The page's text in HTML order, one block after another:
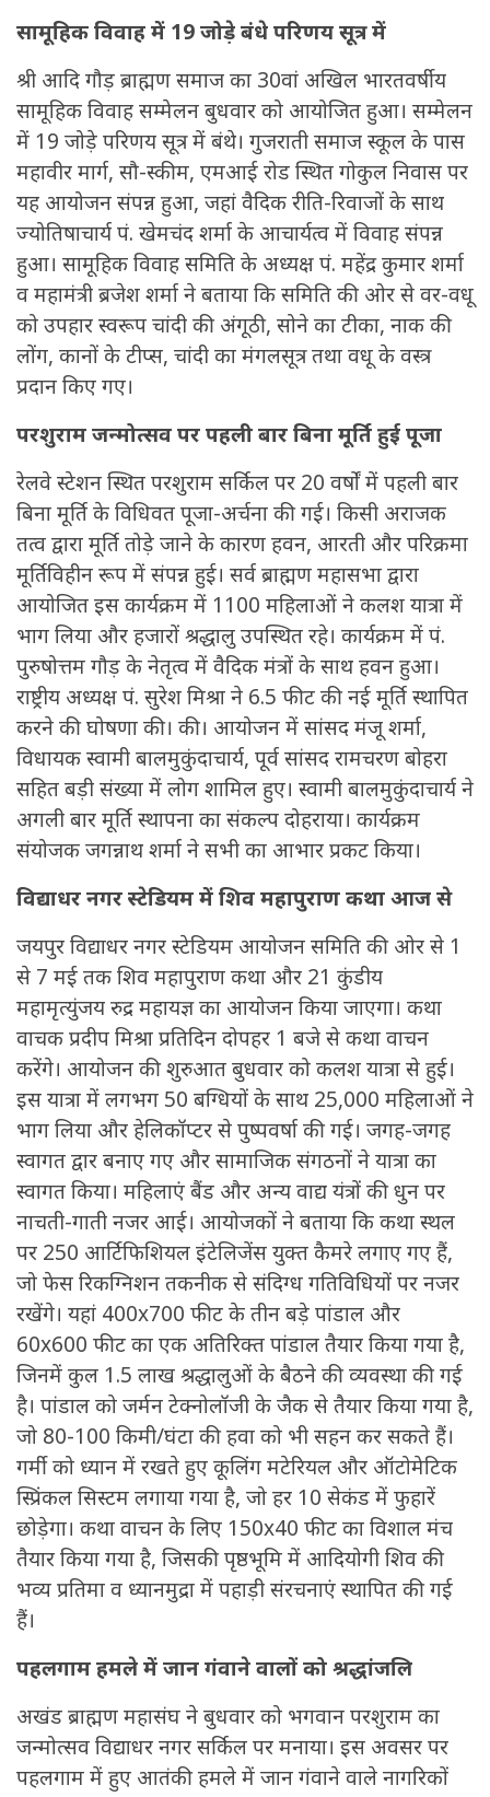
सामूहिक विवाह में 19 जोड़े बंधे परिणय सूत्र में
श्री आदि गौड़ ब्राह्मण समाज का 30वां अखिल भारतवर्षीय
सामूहिक विवाह सम्मेलन बुधवार को आयोजित हुआ। सम्मेलन
में 19 जोड़े परिणय सूत्र में बंथे। गुजराती समाज स्कूल के पास
महावीर मार्ग, सौ-स्कीम, एमआई रोड स्थित गोकुल निवास पर
यह आयोजन संपन्न हुआ, जहां वैदिक रीति-रिवाजों के साथ
ज्योतिषाचार्य पं. खेमचंद शर्मा के आचार्यत्व में विवाह संपन्न
हुआ। सामूहिक विवाह समिति के अध्यक्ष पं. महेंद्र कुमार शर्मा
व महामंत्री ब्रजेश शर्मा ने बताया कि समिति की ओर से वर-वधू
को उपहार स्वरूप चांदी की अंगूठी, सोने का टीका, नाक की
लोंग, कानों के टीप्स, चांदी का मंगलसूत्र तथा वधू के वस्त्र
प्रदान किए गए।
परशुराम जन्मोत्सव पर पहली बार बिना मूर्ति हुई पूजा
रेलवे स्टेशन स्थित परशुराम सर्किल पर 20 वर्षों में पहली बार
बिना मूर्ति के विधिवत पूजा-अर्चना की गई। किसी अराजक
तत्व द्वारा मूर्ति तोड़े जाने के कारण हवन, आरती और परिक्रमा
मूर्तिविहीन रूप में संपन्न हुई। सर्व ब्राह्मण महासभा द्वारा
आयोजित इस कार्यक्रम में 1100 महिलाओं ने कलश यात्रा में
भाग लिया और हजारों श्रद्धालु उपस्थित रहे। कार्यक्रम में पं.
पुरुषोत्तम गौड़ के नेतृत्व में वैदिक मंत्रों के साथ हवन हुआ।
राष्ट्रीय अध्यक्ष पं. सुरेश मिश्रा ने 6.5 फीट की नई मूर्ति स्थापित
करने की घोषणा की। की। आयोजन में सांसद मंजू शर्मा,
विधायक स्वामी बालमुकुंदाचार्य, पूर्व सांसद रामचरण बोहरा
सहित बड़ी संख्या में लोग शामिल हुए। स्वामी बालमुकुंदाचार्य ने
अगली बार मूर्ति स्थापना का संकल्प दोहराया। कार्यक्रम
संयोजक जगन्नाथ शर्मा ने सभी का आभार प्रकट किया।
विद्याधर नगर स्टेडियम में शिव महापुराण कथा आज से
जयपुर विद्याधर नगर स्टेडियम आयोजन समिति की ओर से 1
से 7 मई तक शिव महापुराण कथा और 21 कुंडीय
महामृत्युंजय रुद्र महायज्ञ का आयोजन किया जाएगा। कथा
वाचक प्रदीप मिश्रा प्रतिदिन दोपहर 1 बजे से कथा वाचन
करेंगे। आयोजन की शुरुआत बुधवार को कलश यात्रा से हुई।
इस यात्रा में लगभग 50 बग्धियों के साथ 25,000 महिलाओं ने
भाग लिया और हेलिकॉप्टर से पुष्पवर्षा की गई। जगह-जगह
स्वागत द्वार बनाए गए और सामाजिक संगठनों ने यात्रा का
स्वागत किया। महिलाएं बैंड और अन्य वाद्य यंत्रों की धुन पर
नाचती-गाती नजर आई। आयोजकों ने बताया कि कथा स्थल
पर 250 आर्टिफिशियल इंटेलिजेंस युक्त कैमरे लगाए गए हैं,
जो फेस रिकग्निशन तकनीक से संदिग्ध गतिविधियों पर नजर
रखेंगे। यहां 400x700 फीट के तीन बड़े पांडाल और
60x600 फीट का एक अतिरिक्त पांडाल तैयार किया गया है,
जिनमें कुल 1.5 लाख श्रद्धालुओं के बैठने की व्यवस्था की गई
है। पांडाल को जर्मन टेक्नोलॉजी के जैक से तैयार किया गया है,
जो 80-100 किमी/घंटा की हवा को भी सहन कर सकते हैं।
गर्मी को ध्यान में रखते हुए कूलिंग मटेरियल और ऑटोमेटिक
स्प्रिंकल सिस्टम लगाया गया है, जो हर 10 सेकंड में फुहारें
छोड़ेगा। कथा वाचन के लिए 150x40 फीट का विशाल मंच
तैयार किया गया है, जिसकी पृष्ठभूमि में आदियोगी शिव की
भव्य प्रतिमा व ध्यानमुद्रा में पहाड़ी संरचनाएं स्थापित की गई
हैं।
पहलगाम हमले में जान गंवाने वालों को श्रद्धांजलि
अखंड ब्राह्मण महासंघ ने बुधवार को भगवान परशुराम का
जन्मोत्सव विद्याधर नगर सर्किल पर मनाया। इस अवसर पर
पहलगाम में हुए आतंकी हमले में जान गंवाने वाले नागरिकों